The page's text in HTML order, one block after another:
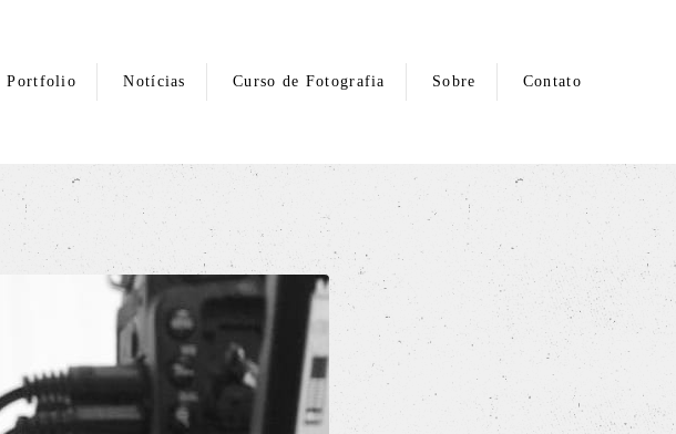
Portfolio Notícias Curso de Fotografia Sobre Contato